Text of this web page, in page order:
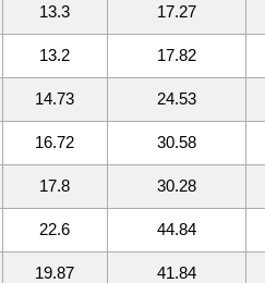
13.3 17.27
13.2 17.82
14.73 24.53
16.72 30.58
17.8 30.28
22.6 44.84
19.87 41.84